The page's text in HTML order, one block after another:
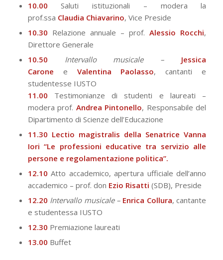
10.00 Saluti istituzionali – modera la
prof.ssa Claudia Chiavarino, Vice Preside
10.30 Relazione annuale – prof.Alessio Rocchi,
Direttore Generale
10.50 Intervallo musicale – Jessica
Carone e Valentina Paolasso,
cantanti e
studentesse IUSTO
11.00 Testimonianze di studenti e laureati –
modera prof. Andrea Pintonello, Responsabile del
Dipartimento di Scienze dell’Educazione
11.30 Lectio magistralis della Senatrice Vanna
Iori “Le professioni educative tra servizio alle
persone e regolamentazione politica”.
12.10 Atto accademico, apertura ufficiale dell’anno
accademico – prof. don Ezio Risatti (SDB), Preside
12.20 Intervallo musicale – Enrica Collura, cantante
e studentessa IUSTO
12.30 Premiazione laureati
13.00 Buffet